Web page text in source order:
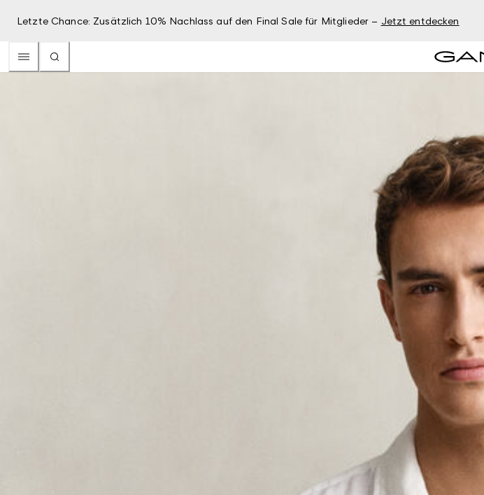
Letzte Chance: Zusätzlich 10% Nachlass auf den Final Sale für Mitglieder – Jetzt entdecken